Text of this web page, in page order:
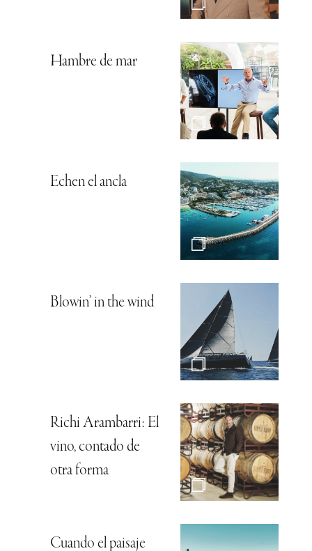
Hambre de mar
Echen el ancla
Blowin’ in the wind
Richi Arambarri: El
vino, contado de
otra forma
Cuando el paisaje